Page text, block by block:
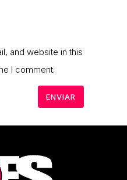
and website in this
I comment.